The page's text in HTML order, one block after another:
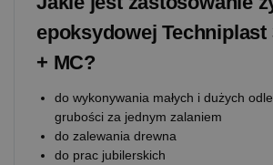
epoksydowej Techniplast
+ MC?
do wykonywania małych i dużych
grubości za jednym zalaniem
do zalewania drewna
do prac jubilerskich